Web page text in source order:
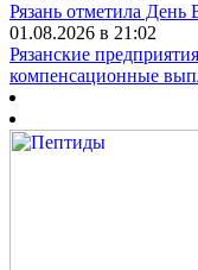
Рязань отметила День
01.08.2026 в 21:02
Рязанские
компенсационные